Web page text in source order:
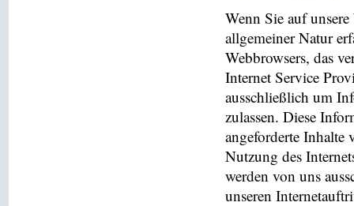
Wenn Sie auf
allgemeiner Natur
Webbrowsers, das
Internet Service
ausschließlich um
zulassen. Diese
angeforderte Inhalte
Nutzung des
werden von uns
unseren